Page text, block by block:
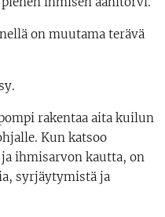
on muutama terävä
rakentaa aita kuilun
Kun katsoo
ihmisarvon kautta, on
syrjäytymistä ja